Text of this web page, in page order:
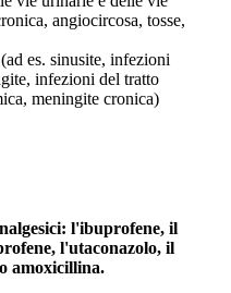
angiocircosa, tosse,
es. sinusite, infezioni
infezioni del tratto
meningite cronica)
l'ibuprofene, il
l'utaconazolo, il
amoxicillina.